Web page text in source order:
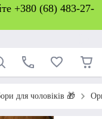
+380 (68) 483-27-
для чоловіків 🎁